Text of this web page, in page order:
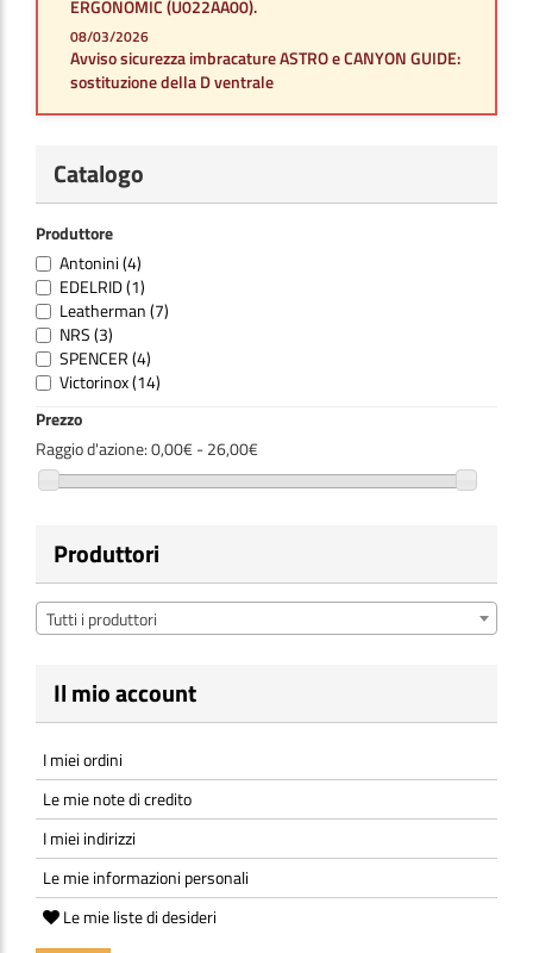
ERGONOMIC (U022AA00).
08/03/2026
Avviso sicurezza imbracature ASTRO e CANYON GUIDE:
sostituzione della D ventrale
Catalogo
Produttore
Antonini(4)
EDELRID(1)
Leatherman(7)
NRS(3)
SPENCER(4)
Victorinox(14)
Prezzo
Raggio d'azione:0,00€ - 26,00€
Produttori
Tutti i produttori
Il mio account
I miei ordini
Le mie note di credito
I miei indirizzi
Le mie informazioni personali
Le mie liste di desideri